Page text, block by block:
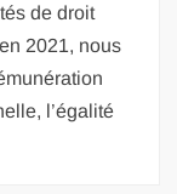
de droit
2021, nous
l’égalité